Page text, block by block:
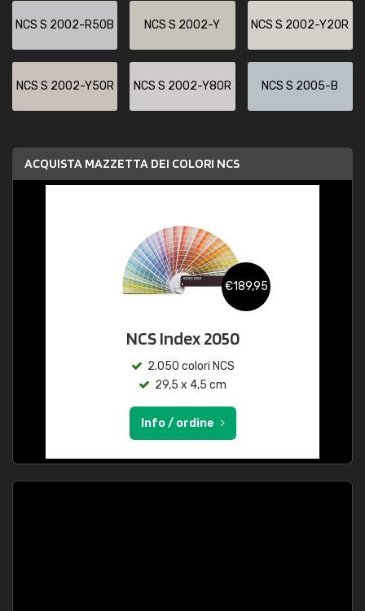
NCS S 2002-R50B NCS S 2002-Y NCS S 2002-Y20R
NCS S 2002-Y50R NCS S 2002-Y80R NCS S 2005-B
ACQUISTA MAZZETTA DEI COLORI NCS
€189,95
NCS Index 2050
2.050 colori NCS
29,5 x 4,5 cm
Info / ordine